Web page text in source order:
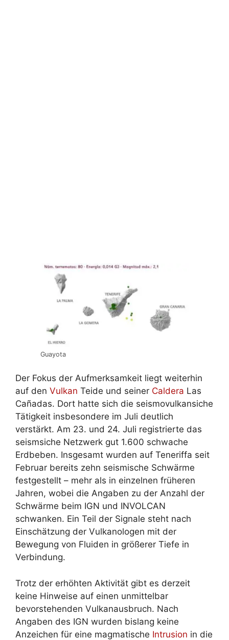
Guayota
Der Fokus der Aufmerksamkeit liegt weiterhin
auf den Vulkan Teide und seiner Caldera Las
Cañadas. Dort hatte sich die seismovulkansiche
Tätigkeit insbesondere im Juli deutlich
verstärkt. Am 23. und 24. Juli registrierte das
seismsiche Netzwerk gut 1.600 schwache
Erdbeben. Insgesamt wurden auf Teneriffa seit
Februar bereits zehn seismische Schwärme
festgestellt – mehr als in einzelnen früheren
Jahren, wobei die Angaben zu der Anzahl der
Schwärme beim IGN und INVOLCAN
schwanken. Ein Teil der Signale steht nach
Einschätzung der Vulkanologen mit der
Bewegung von Fluiden in größerer Tiefe in
Verbindung.
Trotz der erhöhten Aktivität gibt es derzeit
keine Hinweise auf einen unmittelbar
bevorstehenden Vulkanausbruch. Nach
Angaben des IGN wurden bislang keine
Anzeichen für eine magmatische Intrusion in die